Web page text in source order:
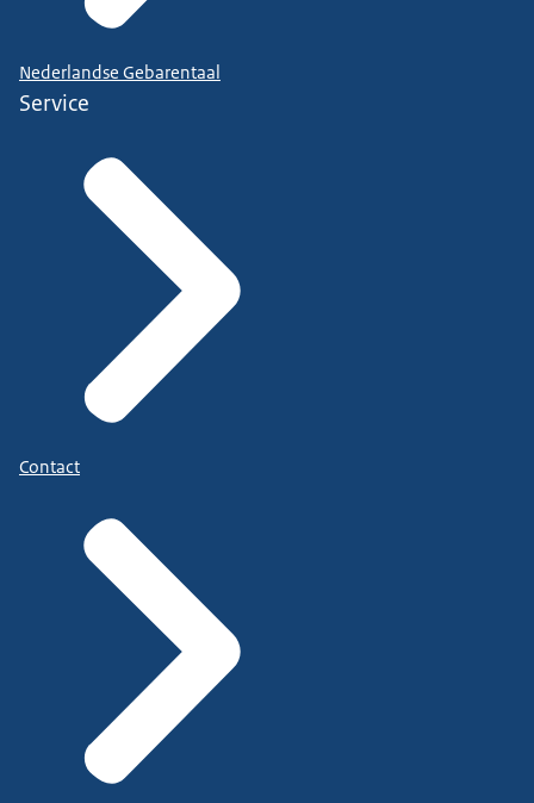
Nederlandse Gebarentaal
Service
Contact